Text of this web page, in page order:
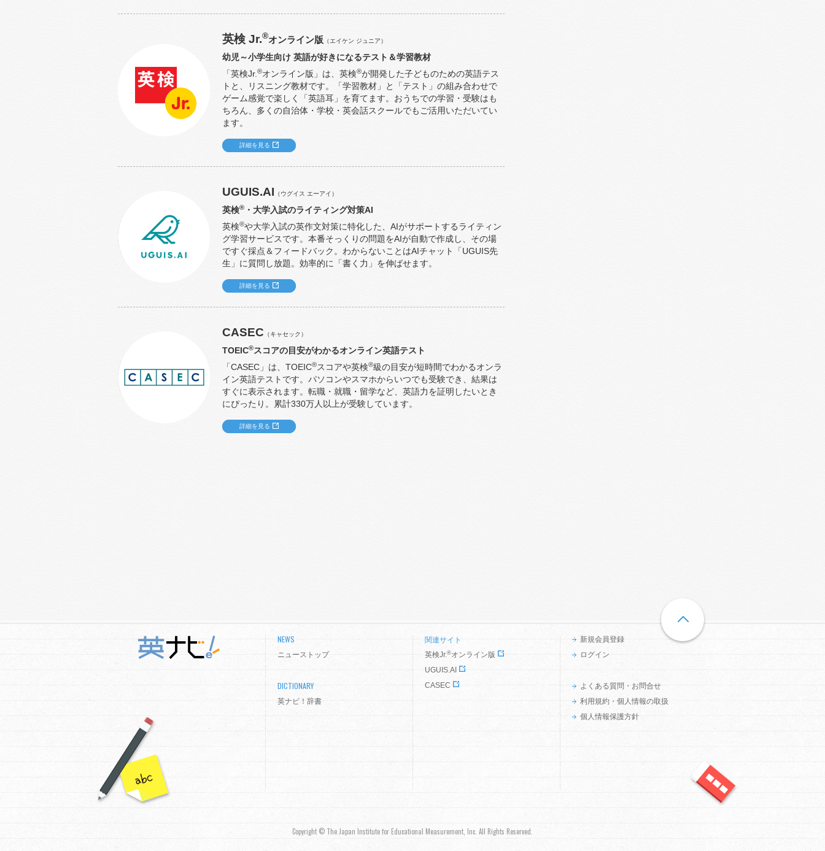
英検 Jr.®オンライン版 （エイケン ジュニア）
幼児～小学生向け 英語が好きになるテスト＆学習教材
「英検Jr. ®オンライン版」は、英検®が開発した子どものための英語テス
トと、リスニング教材です。「学習教材」と「テスト」の組み合わせで
ゲーム感覚で楽しく「英語耳」を育てます。おうちでの学習・受験はも
ちろん、多くの自治体・学校・英会話スクールでもご活用いただいてい
ます。
詳細を見る
UGUIS.AI （ウグイス エーアイ）
英検® ・大学入試のライティング対策AI
英検®や大学入試の英作文対策に特化した、AIがサポートするライティン
グ学習サービスです。本番そっくりの問題をAIが自動で作成し、その場
ですぐ採点＆フィードバック。わからないことはAIチャット「UGUIS先
生」に質問し放題。効率的に「書く力」を伸ばせます。
詳細を見る
CASEC （キャセック）
TOEIC®スコアの目安がわかるオンライン英語テスト
「CASEC」は、TOEIC®スコアや英検®級の目安が短時間でわかるオンラ
イン英語テストです。パソコンやスマホからいつでも受験でき、結果は
すぐに表示されます。転職・就職・留学など、英語力を証明したいとき
にぴったり。累計330万人以上が受験しています。
詳細を見る
NEWS
ニューストップ
DICTIONARY
英ナビ！辞書
関連サイト
英検Jr.®オンライン版
UGUIS.AI
CASEC
新規会員登録
ログイン
よくある質問・お問合せ
利用規約・個人情報の取扱
個人情報保護方針
Copyright © The Japan Institute for Educational Measurement, Inc. All Rights Reserved.